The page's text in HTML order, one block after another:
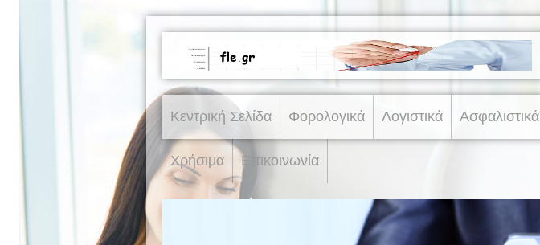
Κεντρική Σελίδα Φορολογικά Λογιστικά Ασφαλιστικά
Χρήσιμα Επικοινωνία